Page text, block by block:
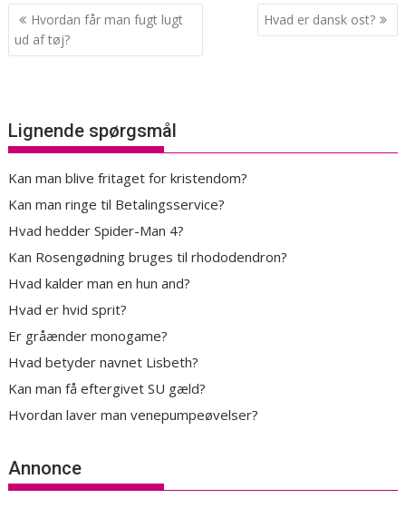
Indlægsnavigation
Hvordan får man fugt lugt
ud af tøj?
Hvad er dansk ost?
Lignende spørgsmål
Kan man blive fritaget for kristendom?
Kan man ringe til Betalingsservice?
Hvad hedder Spider-Man 4?
Kan Rosengødning bruges til rhododendron?
Hvad kalder man en hun and?
Hvad er hvid sprit?
Er gråænder monogame?
Hvad betyder navnet Lisbeth?
Kan man få eftergivet SU gæld?
Hvordan laver man venepumpeøvelser?
Annonce